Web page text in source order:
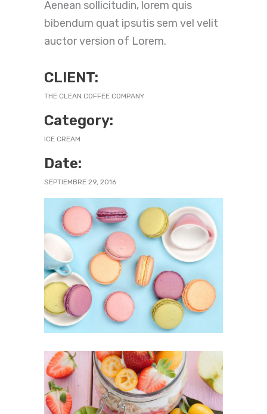
Aenean sollicitudin, lorem quis
bibendum quat ipsutis sem vel velit
auctor version of Lorem.
CLIENT:
THE CLEAN COFFEE COMPANY
Category:
ICE CREAM
Date:
SEPTIEMBRE 29, 2016